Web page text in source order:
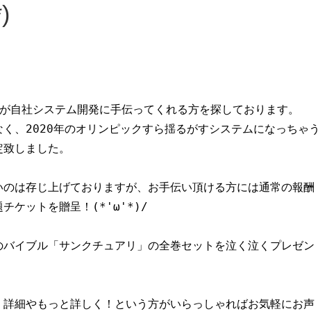
社システム開発に手伝ってくれる方を探しております。
、2020年のオリンピックすら揺るがすシステムになっちゃう
しました。
は存じ上げておりますが、お手伝い頂ける方には通常の報酬
題チケットを贈呈！(*'ω'*)/
イブル「サンクチュアリ」の全巻セットを泣く泣くプレゼン
細やもっと詳しく！という方がいらっしゃればお気軽にお声